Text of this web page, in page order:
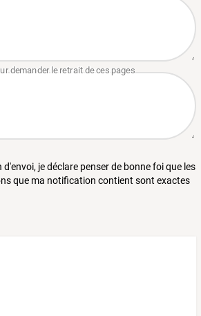
je déclare penser de bonne foi que les
que ma notification contient sont exactes